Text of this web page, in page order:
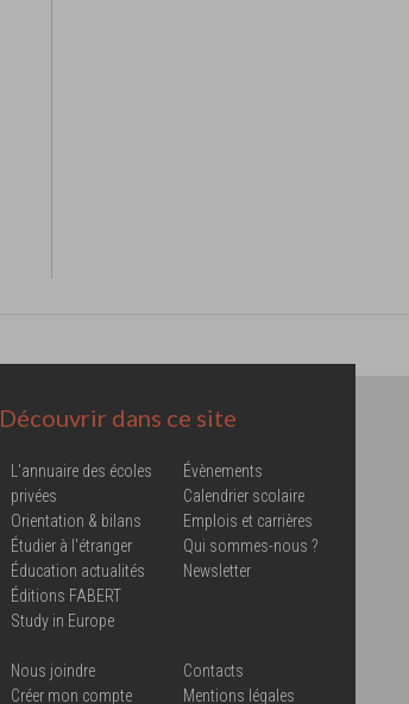
Découvrir dans ce site
L'annuaire des écoles
privées
Orientation & bilans
Étudier à l'étranger
Éducation actualités
Éditions FABERT
Study in Europe
Évènements
Calendrier scolaire
Emplois et carrières
Qui sommes-nous ?
Newsletter
Nous joindre
Créer mon compte
Contacts
Mentions légales